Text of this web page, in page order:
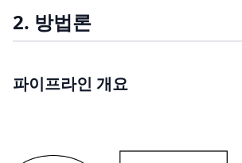
2. 방법론
파이프라인 개요